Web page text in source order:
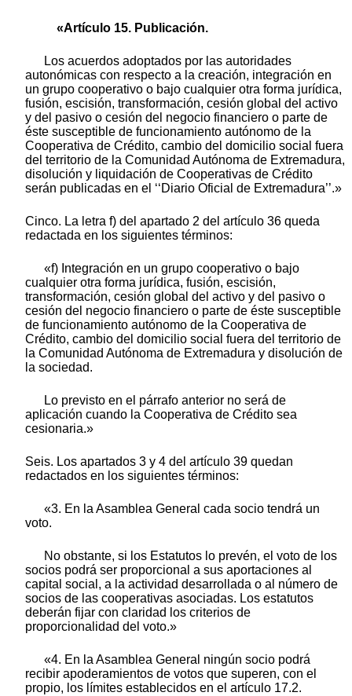
«Artículo 15. Publicación.
Los acuerdos adoptados por las autoridades
autonómicas con respecto a la creación, integración en
un grupo cooperativo o bajo cualquier otra forma jurídica,
fusión, escisión, transformación, cesión global del activo
y del pasivo o cesión del negocio financiero o parte de
éste susceptible de funcionamiento autónomo de la
Cooperativa de Crédito, cambio del domicilio social fuera
del territorio de la Comunidad Autónoma de Extremadura,
disolución y liquidación de Cooperativas de Crédito
serán publicadas en el ‘‘Diario Oficial de Extremadura’’.»
Cinco. La letra f) del apartado 2 del artículo 36 queda
redactada en los siguientes términos:
«f) Integración en un grupo cooperativo o bajo
cualquier otra forma jurídica, fusión, escisión,
transformación, cesión global del activo y del pasivo o
cesión del negocio financiero o parte de éste susceptible
de funcionamiento autónomo de la Cooperativa de
Crédito, cambio del domicilio social fuera del territorio de
la Comunidad Autónoma de Extremadura y disolución de
la sociedad.
Lo previsto en el párrafo anterior no será de
aplicación cuando la Cooperativa de Crédito sea
cesionaria.»
Seis. Los apartados 3 y 4 del artículo 39 quedan
redactados en los siguientes términos:
«3. En la Asamblea General cada socio tendrá un
voto.
No obstante, si los Estatutos lo prevén, el voto de los
socios podrá ser proporcional a sus aportaciones al
capital social, a la actividad desarrollada o al número de
socios de las cooperativas asociadas. Los estatutos
deberán fijar con claridad los criterios de
proporcionalidad del voto.»
«4. En la Asamblea General ningún socio podrá
recibir apoderamientos de votos que superen, con el
propio, los límites establecidos en el artículo 17.2.